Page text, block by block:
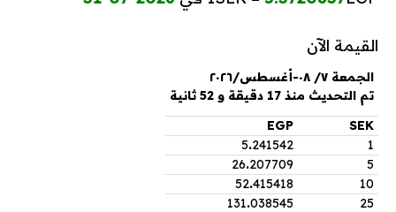
القيمة الآن
الجمعة ٧/ ٠٨-أغسطس/٢٠٢٦
تم التحديث منذ 17 دقيقة و 52 ثانية
SEK
EGP
1
5.241542
5
26.207709
10
52.415418
25
131.038545